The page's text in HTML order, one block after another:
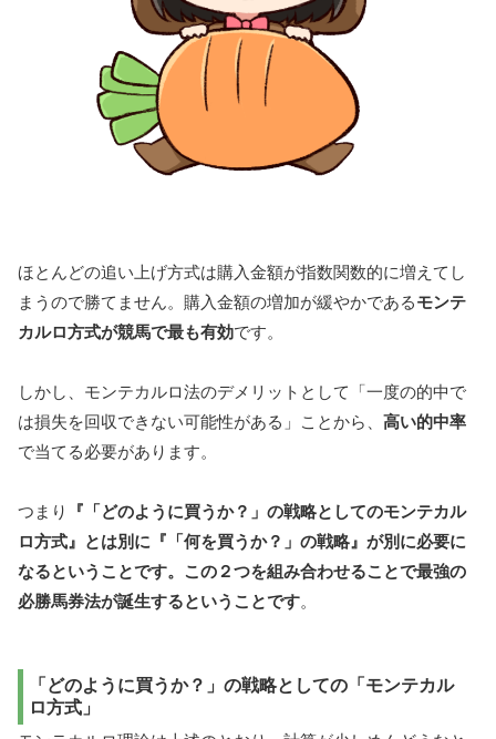
ほとんどの追い上げ方式は購入金額が指数関数的に増えてし
まうので勝てません。購入金額の増加が緩やかであるモンテ
カルロ方式が競馬で最も有効です。
しかし、モンテカルロ法のデメリットとして「一度の的中で
は損失を回収できない可能性がある」ことから、 高い的中率
で当てる必要があります。
つまり
『「どのように買うか？」の戦略としてのモンテカル
ロ方式』とは別に『「何を買うか？」の戦略』が別に必要に
なるということです。この２つを組み合わせることで最強の
必勝馬券法が誕生するということです。
「どのように買うか？」の戦略としての「モンテカル
ロ方式」